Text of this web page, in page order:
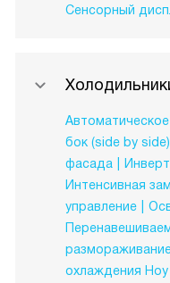
Сенсорный
бок (side by side)
фасада
Интенсивная
управление
охлаждения